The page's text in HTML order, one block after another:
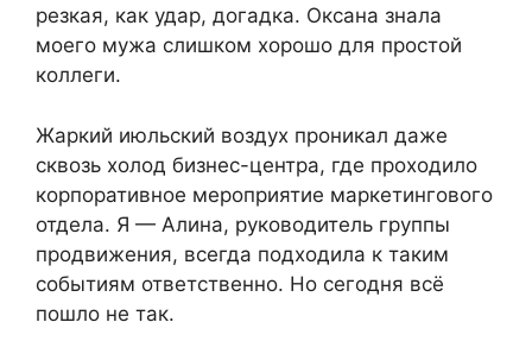
резкая, как удар, догадка. Оксана знала
моего мужа слишком хорошо для простой
коллеги.
Жаркий июльский воздух проникал даже
сквозь холод бизнес-центра, где проходило
корпоративное мероприятие маркетингового
отдела. Я — Алина, руководитель группы
продвижения, всегда подходила к таким
событиям ответственно. Но сегодня всё
пошло не так.